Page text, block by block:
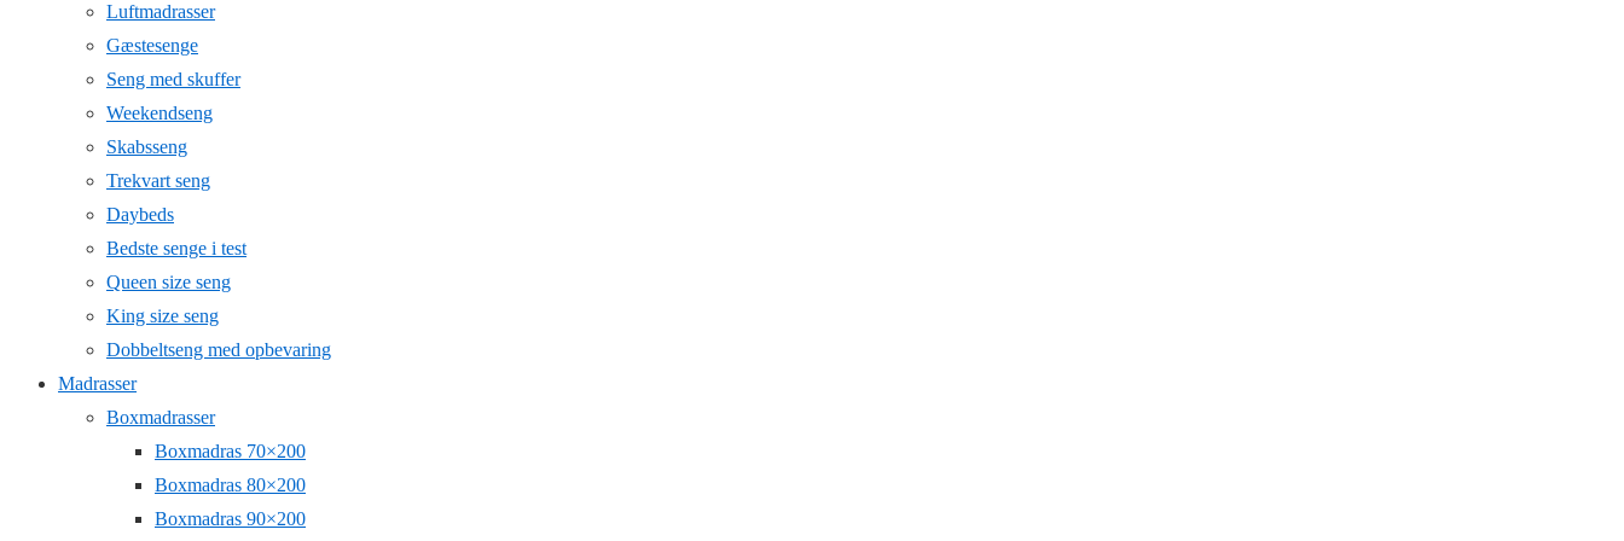
Luftmadrasser
Gæstesenge
Seng med skuffer
Weekendseng
Skabsseng
Trekvart seng
Daybeds
Bedste senge i test
Queen size seng
King size seng
Dobbeltseng med opbevaring
Madrasser
Boxmadrasser
Boxmadras 70×200
Boxmadras 80×200
Boxmadras 90×200